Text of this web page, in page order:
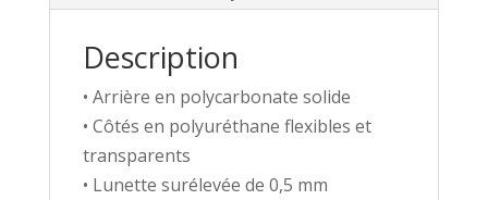
Description
• Arrière en polycarbonate solide
• Côtés en polyuréthane flexibles et
transparents
• Lunette surélevée de 0,5 mm